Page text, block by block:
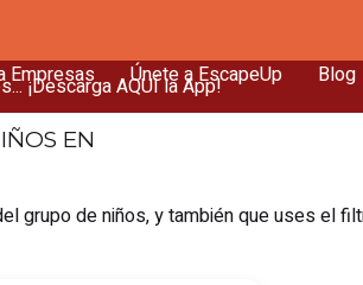
Empresas Únete a EscapeUp Blog
¡Descarga AQUÍ la App!
EN
grupo de niños, y también que uses el